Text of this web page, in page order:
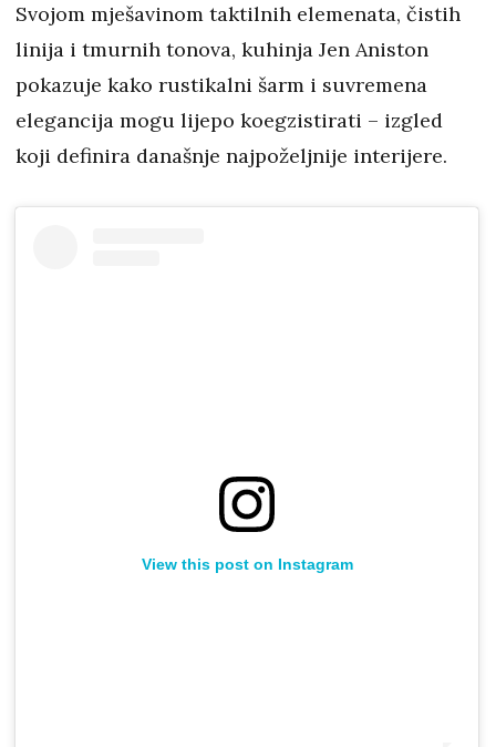
Svojom mješavinom taktilnih elemenata, čistih
linija i tmurnih tonova, kuhinja Jen Aniston
pokazuje kako rustikalni šarm i suvremena
elegancija mogu lijepo koegzistirati – izgled
koji definira današnje najpoželjnije interijere.
View this post on Instagram